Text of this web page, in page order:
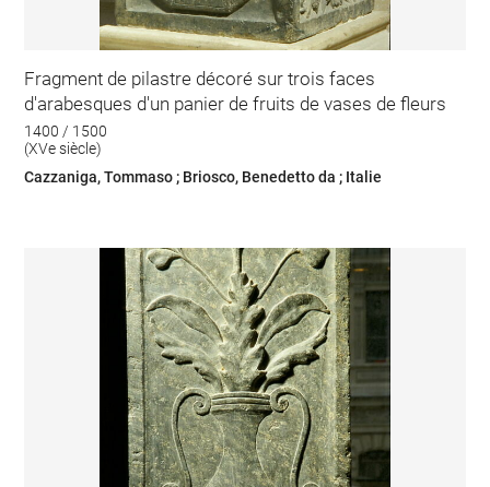
Fragment de pilastre décoré sur trois faces
d'arabesques d'un panier de fruits de vases de fleurs
1400 / 1500
(XVe siècle)
Cazzaniga, Tommaso ; Briosco, Benedetto da ; Italie